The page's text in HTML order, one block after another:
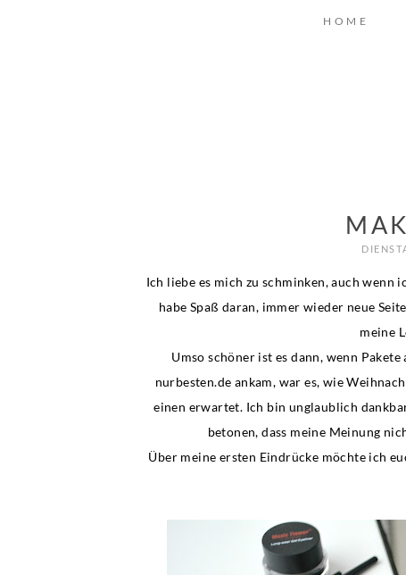
HOME
Ich liebe es mich zu schminken, auch
habe Spaß daran, immer wieder neue
meine
Umso schöner ist es dann, wenn
nurbesten.de ankam, war es, wie
einen erwartet. Ich bin unglaublich
betonen, dass meine Meinung
Über meine ersten Eindrücke möchte ich